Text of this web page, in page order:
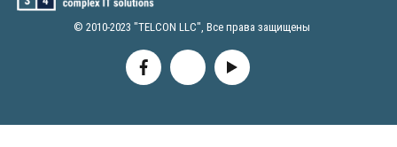
© 2010-2023 "TELCON LLC", Все права защищены